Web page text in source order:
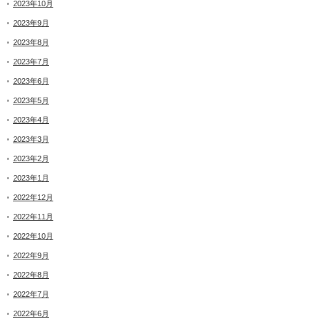
2023年10月
2023年9月
2023年8月
2023年7月
2023年6月
2023年5月
2023年4月
2023年3月
2023年2月
2023年1月
2022年12月
2022年11月
2022年10月
2022年9月
2022年8月
2022年7月
2022年6月